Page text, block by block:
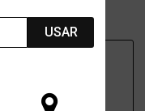
USAR